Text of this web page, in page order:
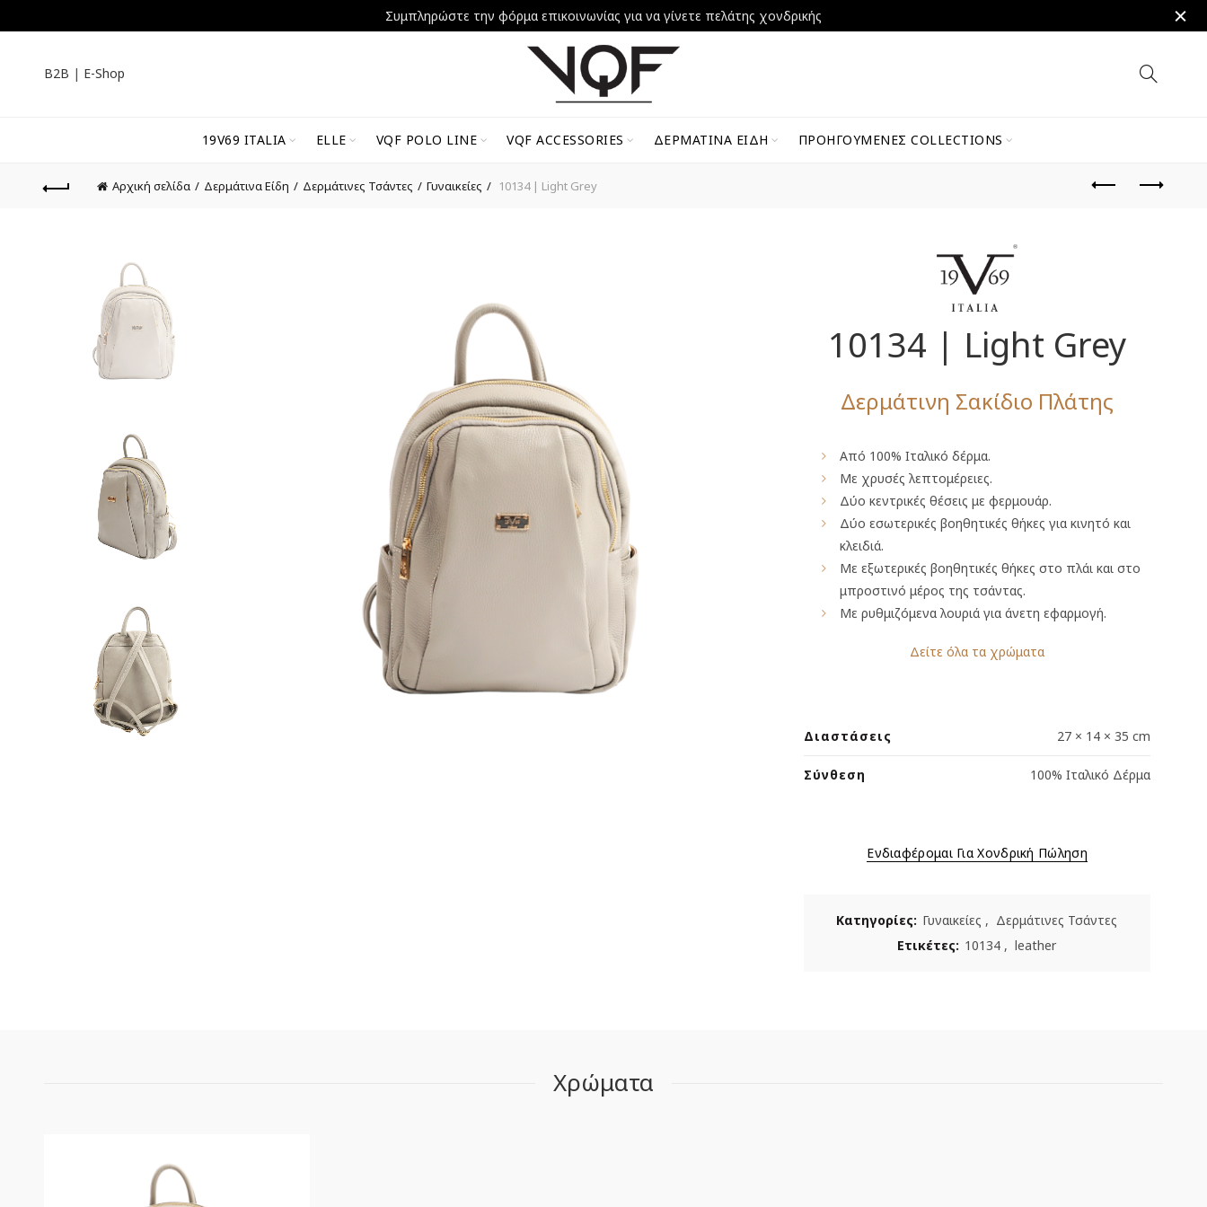
B2B | E-Shop
19V69 ITALIA ELLE VQF POLO LINE VQF ACCESSORIES ΔΕΡΜΆΤΙΝΑ ΕΊΔΗ ΠΡΟΗΓΟΎΜΕΝΕΣ COLLECTIONS
Αρχική σελίδα Δερμάτινα Είδη Δερμάτινες Τσάντες Γυναικείες 10134 | Light Grey
10134 | Light Grey
Δερμάτινη Σακίδιο Πλάτης
Από 100% Ιταλικό δέρμα.
Με χρυσές λεπτομέρειες.
Δύο κεντρικές θέσεις με φερμουάρ.
Δύο εσωτερικές βοηθητικές θήκες για κινητό και
κλειδιά.
Με εξωτερικές βοηθητικές θήκες στο πλάι και στο
μπροστινό μέρος της τσάντας.
Με ρυθμιζόμενα λουριά για άνετη εφαρμογή.
Δείτε όλα τα χρώματα
Διαστάσεις 27 × 14 × 35 cm
Σύνθεση 100% Ιταλικό Δέρμα
Ενδιαφέρομαι Για Χονδρική Πώληση
Κατηγορίες: Γυναικείες , Δερμάτινες Τσάντες
Ετικέτες: 10134 , leather
Χρώματα
Συμπληρώστε την φόρμα επικοινωνίας για να γίνετε πελάτης χονδρικής